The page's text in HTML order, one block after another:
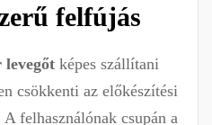
felfújás
levegőt képes szállítani
csökkenti az előkészítési
felhasználónak csupán a